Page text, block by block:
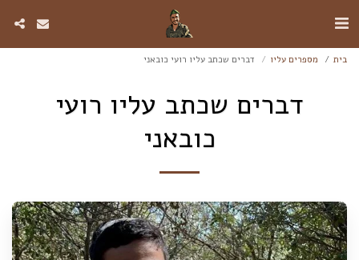
בית מספרים עליו דברים שכתב עליו רועי כובאני
דברים שכתב עליו רועי
כובאני